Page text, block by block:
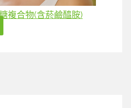
複合物(含菸鹼醯胺)